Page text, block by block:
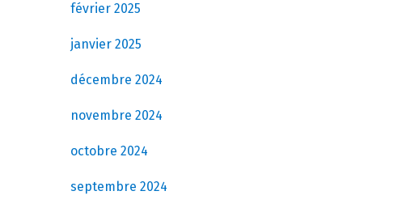
février 2025
janvier 2025
décembre 2024
novembre 2024
octobre 2024
septembre 2024